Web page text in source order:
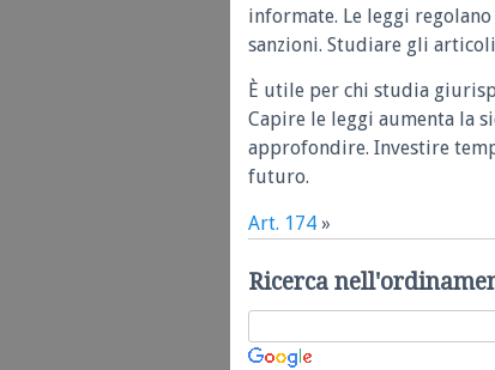
informate. Le leggi
sanzioni. Studiare gli
È utile per chi studia
Capire le leggi aumenta la
approfondire. Investire
futuro.
Art. 174 »
Ricerca